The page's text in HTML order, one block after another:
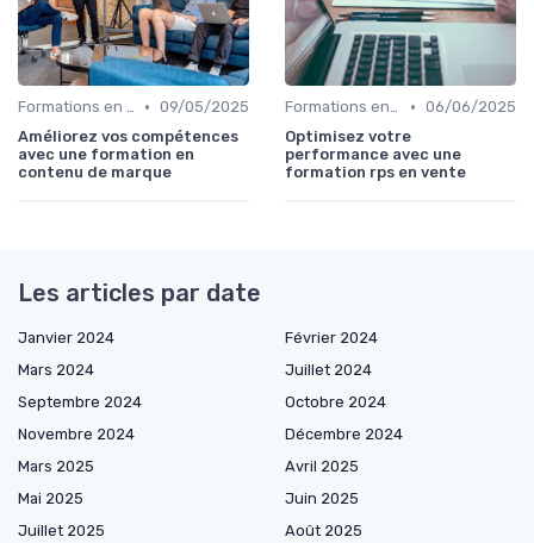
Formations en ligne • 09/05/2025
Améliorez vos compétences
avec une formation en
contenu de marque
Formations en ligne • 06/06/2025
Optimisez votre
performance avec une
formation rps en vente
Les articles par date
Janvier 2024
Février 2024
Mars 2024
Juillet 2024
Septembre 2024
Octobre 2024
Novembre 2024
Décembre 2024
Mars 2025
Avril 2025
Mai 2025
Juin 2025
Juillet 2025
Août 2025